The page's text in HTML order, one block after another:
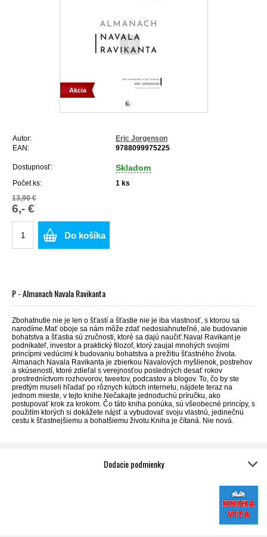
Akcia
Autor:
Eric Jorgenson
EAN:
9788099975225
Dostupnosť: Skladom
Počet ks: 1 ks
13,90 €
6,- €
Do košíka
P - Almanach Navala Ravikanta
Zbohatnutie nie je len o šťastí a šťastie nie je iba vlastnosť, s ktorou sa
narodíme.Mať oboje sa nám môže zdať nedosiahnuteľné, ale budovanie
bohatstva a šťastia sú zručnosti, ktoré sa dajú naučiť.Naval Ravikant je
podnikateľ, investor a praktický filozof, ktorý zaujal mnohých svojimi
princípmi vedúcimi k budovaniu bohatstva a prežitiu šťastného života.
Almanach Navala Ravikanta je zbierkou Navalových myšlienok, postrehov
a skúseností, ktoré zdieľal s verejnosťou posledných desať rokov
prostredníctvom rozhovorov, tweetov, podcastov a blogov. To, čo by ste
predtým museli hľadať po rôznych kútoch internetu, nájdete teraz na
jednom mieste, v tejto knihe.Nečakajte jednoduchú príručku, ako
postupovať krok za krokom. Čo táto kniha ponúka, sú všeobecné princípy, s
použitím ktorých si dokážete nájsť a vybudovať svoju vlastnú, jedinečnú
cestu k šťastnejšiemu a bohatšiemu životu.Kniha je čítaná. Nie nová.
Dodacie podmienky